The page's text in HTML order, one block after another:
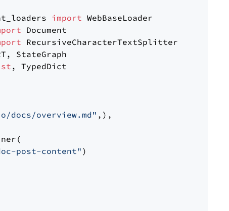
import
, TypedDict
overview.md" ,),
post-content" )